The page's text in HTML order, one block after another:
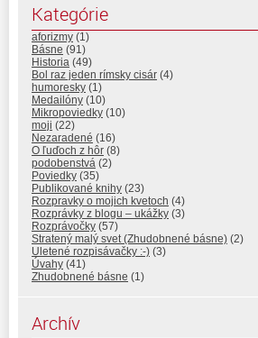
Kategórie
aforizmy (1)
Básne (91)
Historia (49)
Bol raz jeden rímsky cisár (4)
humoresky (1)
Medailóny (10)
Mikropoviedky (10)
moji (22)
Nezaradené (16)
O ľuďoch z hôr (8)
podobenstvá (2)
Poviedky (35)
Publikované knihy (23)
Rozpravky o mojich kvetoch (4)
Rozprávky z blogu – ukážky (3)
Rozprávočky (57)
Stratený malý svet (Zhudobnené básne) (2)
Uletené rozpisávačky :-) (3)
Úvahy (41)
Zhudobnené básne (1)
Archív